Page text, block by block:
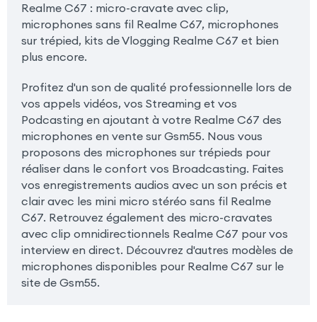
Realme C67 : micro-cravate avec clip,
microphones sans fil Realme C67, microphones
sur trépied, kits de Vlogging Realme C67 et bien
plus encore.
Profitez d'un son de qualité professionnelle lors de
vos appels vidéos, vos Streaming et vos
Podcasting en ajoutant à votre Realme C67 des
microphones en vente sur Gsm55. Nous vous
proposons des microphones sur trépieds pour
réaliser dans le confort vos Broadcasting. Faites
vos enregistrements audios avec un son précis et
clair avec les mini micro stéréo sans fil Realme
C67. Retrouvez également des micro-cravates
avec clip omnidirectionnels Realme C67 pour vos
interview en direct. Découvrez d'autres modèles de
microphones disponibles pour Realme C67 sur le
site de Gsm55.